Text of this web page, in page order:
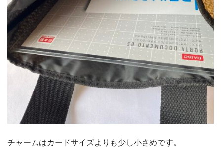
チャームはカードサイズよりも少し小さめです。